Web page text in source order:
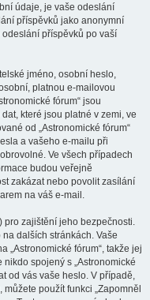
údaje, je vaše odeslání
příspěvků jako anonymní
odeslání příspěvků po vaší
jméno, osobní heslo,
platnou e-mailovou
fórum“ jsou
které jsou platné v zemi, ve
od „Astronomické fórum“
a vašeho e-mailu při
Ve všech případech
budou veřejně
zakázat nebo povolit zasílání
na váš e-mail.
pro zajištění jeho bezpečnosti.
dalších stránkách. Vaše
„Astronomické fórum“, takže jej
spojený s „Astronomické
od vás vaše heslo. V případě,
použít funkci „Zapomněl